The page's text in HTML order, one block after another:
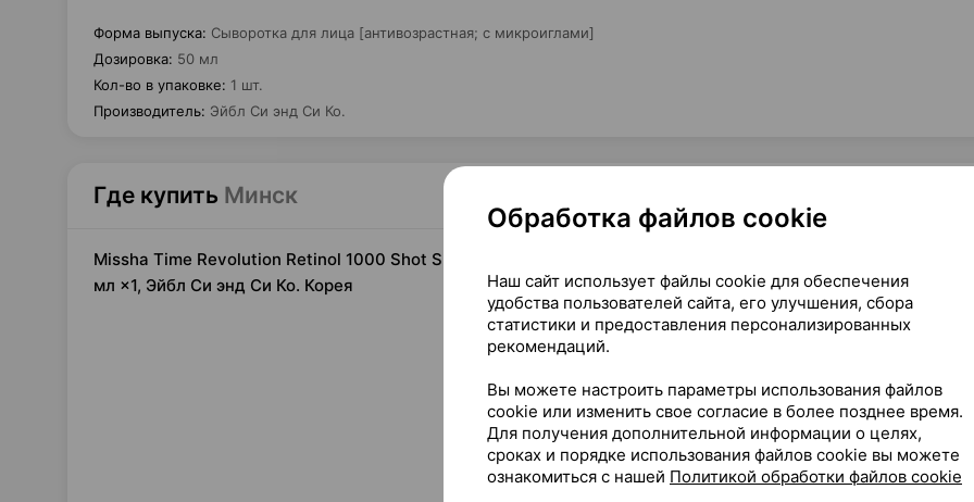
Форма выпуска: Сыворотка для лица [антивозрастная; с микроиглами]
Дозировка: 50 мл
Кол-во в упаковке: 1 шт.
Производитель: Эйбл Си энд Си Ко.
Где купить Минск
Missha Time Revolution Retinol 1000 Shot Spicule Serum, сыворотка для лица [антивозрастная; с
мл ×1, Эйбл Си энд Си Ко. Корея
На карте
14
Обработка файлов cookie
Наш сайт использует файлы cookie для обеспечения
удобства пользователей сайта, его улучшения, сбора
статистики и предоставления персонализированных
рекомендаций.
Вы можете настроить параметры использования файлов
cookie или изменить свое согласие в более позднее время.
Для получения дополнительной информации о целях,
сроках и порядке использования файлов cookie вы можете
ознакомиться с нашей Политикой обработки файлов cookie